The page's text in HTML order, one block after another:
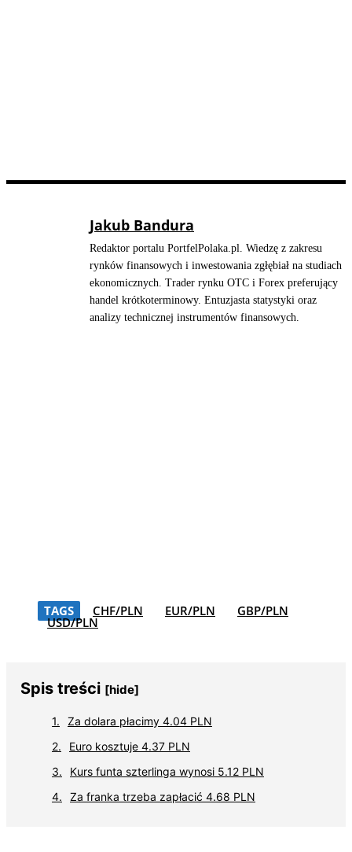
Jakub Bandura
Redaktor portalu PortfelPolaka.pl. Wiedzę z zakresu
rynków finansowych i inwestowania zgłębiał na studiach
ekonomicznych. Trader rynku OTC i Forex preferujący
handel krótkoterminowy. Entuzjasta statystyki oraz
analizy technicznej instrumentów finansowych.
TAGS CHF/PLN EUR/PLN GBP/PLN
USD/PLN
Spis treści [hide]
Za dolara płacimy 4.04 PLN
Euro kosztuje 4.37 PLN
Kurs funta szterlinga wynosi 5.12 PLN
Za franka trzeba zapłacić 4.68 PLN